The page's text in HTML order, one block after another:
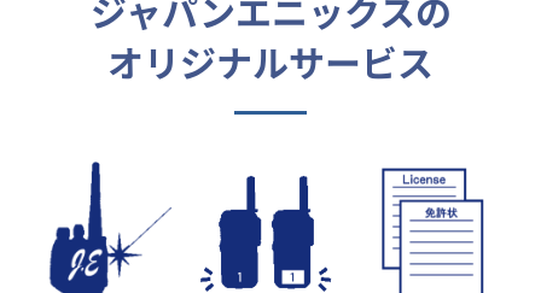
ジャパンエニックスの
オリジナルサービス